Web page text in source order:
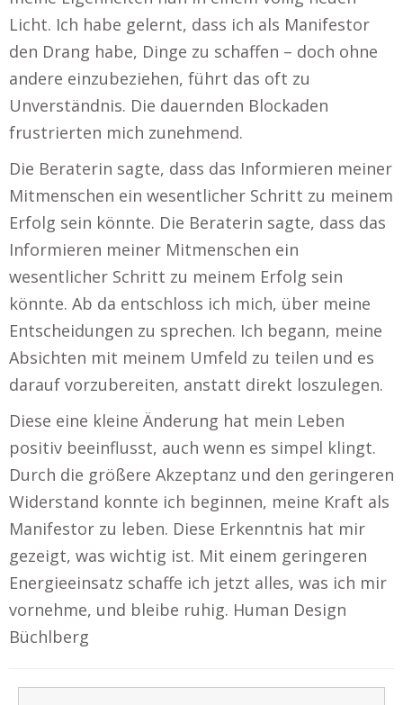
Licht. Ich habe gelernt, dass ich als Manifestor
den Drang habe, Dinge zu schaffen – doch ohne
andere einzubeziehen, führt das oft zu
Unverständnis. Die dauernden Blockaden
frustrierten mich zunehmend.
Die Beraterin sagte, dass das Informieren meiner
Mitmenschen ein wesentlicher Schritt zu meinem
Erfolg sein könnte. Die Beraterin sagte, dass das
Informieren meiner Mitmenschen ein
wesentlicher Schritt zu meinem Erfolg sein
könnte. Ab da entschloss ich mich, über meine
Entscheidungen zu sprechen. Ich begann, meine
Absichten mit meinem Umfeld zu teilen und es
darauf vorzubereiten, anstatt direkt loszulegen.
Diese eine kleine Änderung hat mein Leben
positiv beeinflusst, auch wenn es simpel klingt.
Durch die größere Akzeptanz und den geringeren
Widerstand konnte ich beginnen, meine Kraft als
Manifestor zu leben. Diese Erkenntnis hat mir
gezeigt, was wichtig ist. Mit einem geringeren
Energieeinsatz schaffe ich jetzt alles, was ich mir
vornehme, und bleibe ruhig. Human Design
Büchlberg